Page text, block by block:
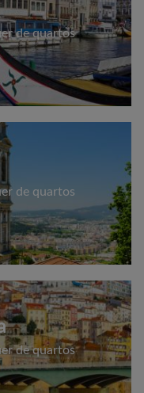
de quartos
de quartos
de quartos